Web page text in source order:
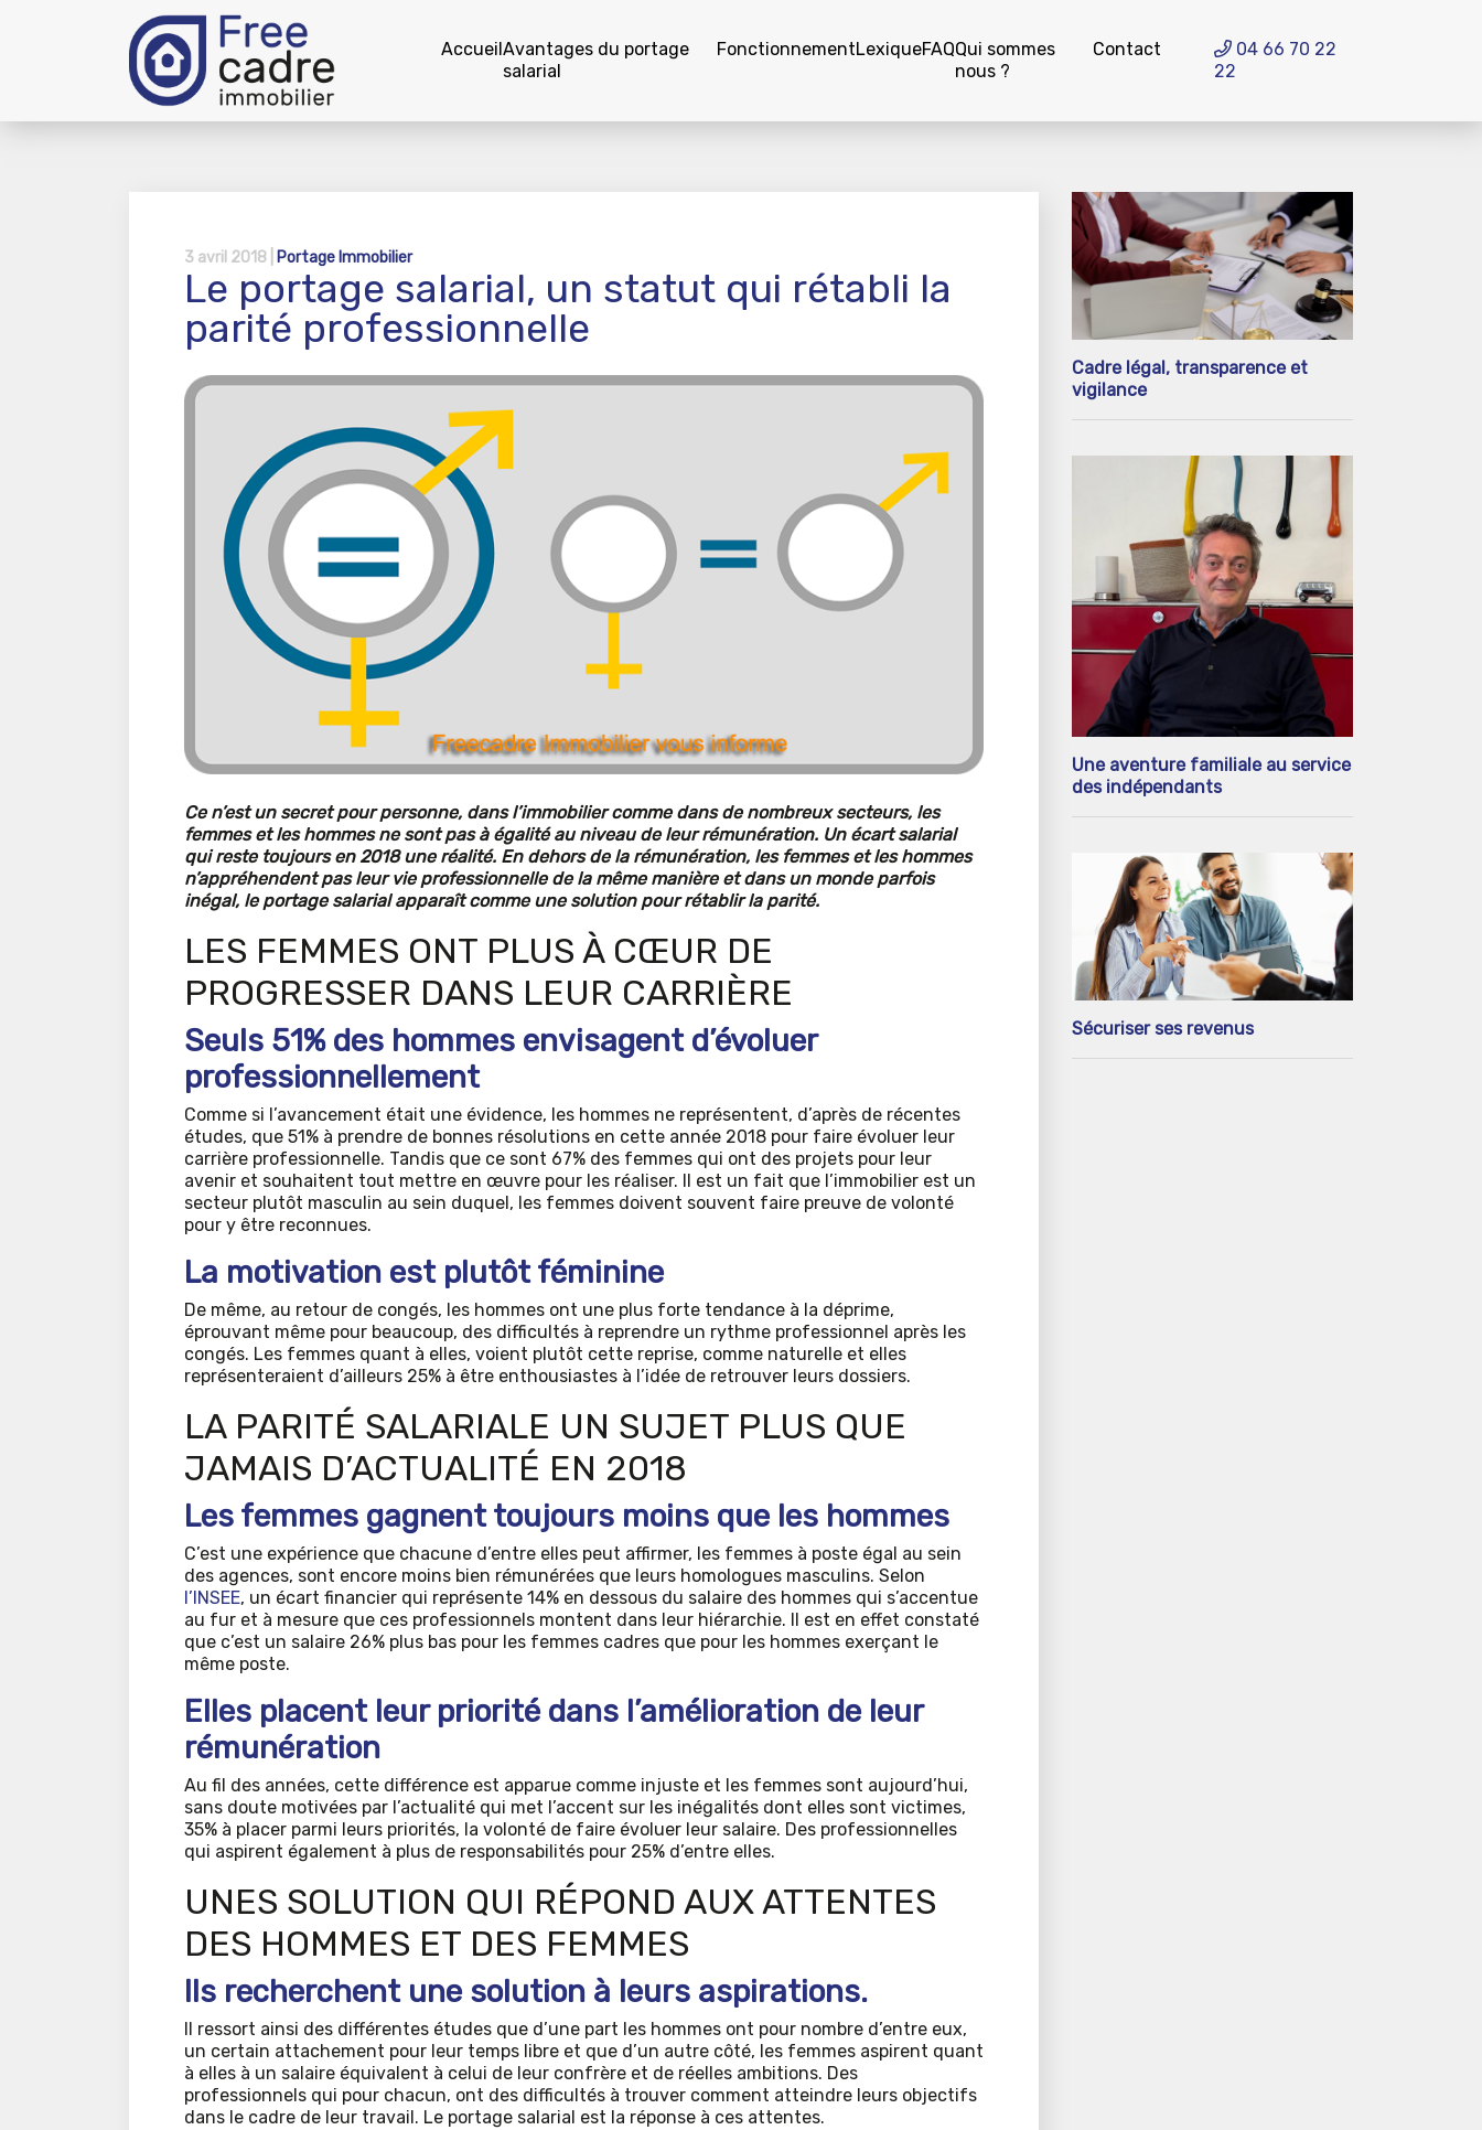
AccueilAvantages du portage
salarial
FonctionnementLexiqueFAQQui sommes
nous ?
Contact
04 66 70 22
22
3 avril 2018 | Portage Immobilier
Le portage salarial, un statut qui rétabli la
parité professionnelle
Ce n’est un secret pour personne, dans l’immobilier comme dans de nombreux secteurs, les
femmes et les hommes ne sont pas à égalité au niveau de leur rémunération. Un écart salarial
qui reste toujours en 2018 une réalité. En dehors de la rémunération, les femmes et les hommes
n’appréhendent pas leur vie professionnelle de la même manière et dans un monde parfois
inégal, le portage salarial apparaît comme une solution pour rétablir la parité.
LES FEMMES ONT PLUS À CŒUR DE
PROGRESSER DANS LEUR CARRIÈRE
Seuls 51% des hommes envisagent d’évoluer
professionnellement
Comme si l’avancement était une évidence, les hommes ne représentent, d’après de récentes
études, que 51% à prendre de bonnes résolutions en cette année 2018 pour faire évoluer leur
carrière professionnelle. Tandis que ce sont 67% des femmes qui ont des projets pour leur
avenir et souhaitent tout mettre en œuvre pour les réaliser. Il est un fait que l’immobilier est un
secteur plutôt masculin au sein duquel, les femmes doivent souvent faire preuve de volonté
pour y être reconnues.
La motivation est plutôt féminine
De même, au retour de congés, les hommes ont une plus forte tendance à la déprime,
éprouvant même pour beaucoup, des difficultés à reprendre un rythme professionnel après les
congés. Les femmes quant à elles, voient plutôt cette reprise, comme naturelle et elles
représenteraient d’ailleurs 25% à être enthousiastes à l’idée de retrouver leurs dossiers.
LA PARITÉ SALARIALE UN SUJET PLUS QUE
JAMAIS D’ACTUALITÉ EN 2018
Les femmes gagnent toujours moins que les hommes
C’est une expérience que chacune d’entre elles peut affirmer, les femmes à poste égal au sein
des agences, sont encore moins bien rémunérées que leurs homologues masculins. Selon
l’INSEE, un écart financier qui représente 14% en dessous du salaire des hommes qui s’accentue
au fur et à mesure que ces professionnels montent dans leur hiérarchie. Il est en effet constaté
que c’est un salaire 26% plus bas pour les femmes cadres que pour les hommes exerçant le
même poste.
Elles placent leur priorité dans l’amélioration de leur
rémunération
Au fil des années, cette différence est apparue comme injuste et les femmes sont aujourd’hui,
sans doute motivées par l’actualité qui met l’accent sur les inégalités dont elles sont victimes,
35% à placer parmi leurs priorités, la volonté de faire évoluer leur salaire. Des professionnelles
qui aspirent également à plus de responsabilités pour 25% d’entre elles.
UNES SOLUTION QUI RÉPOND AUX ATTENTES
DES HOMMES ET DES FEMMES
Ils recherchent une solution à leurs aspirations.
Il ressort ainsi des différentes études que d’une part les hommes ont pour nombre d’entre eux,
un certain attachement pour leur temps libre et que d’un autre côté, les femmes aspirent quant
à elles à un salaire équivalent à celui de leur confrère et de réelles ambitions. Des
professionnels qui pour chacun, ont des difficultés à trouver comment atteindre leurs objectifs
dans le cadre de leur travail. Le portage salarial est la réponse à ces attentes.
Cadre légal, transparence et
vigilance
Une aventure familiale au service
des indépendants
Sécuriser ses revenus